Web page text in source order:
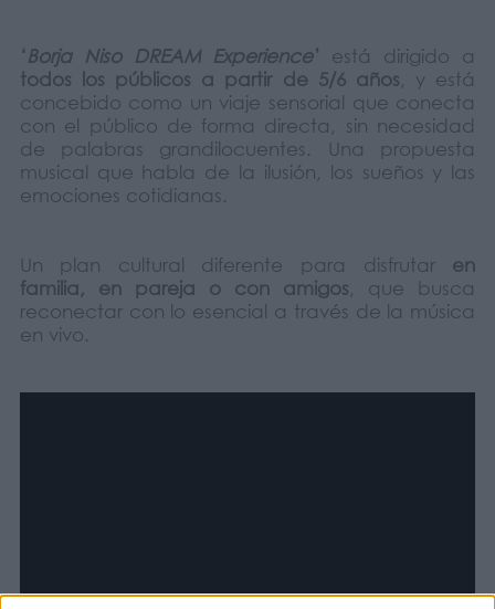
‘Borja Niso DREAM Experience’ está dirigido a
todos los públicos a partir de 5/6 años, y está
concebido como un viaje sensorial que conecta
con el público de forma directa, sin necesidad
de palabras grandilocuentes. Una propuesta
musical que habla de la ilusión, los sueños y las
emociones cotidianas.
Un plan cultural diferente para disfrutar en
familia, en pareja o con amigos, que busca
reconectar con lo esencial a través de la música
en vivo.